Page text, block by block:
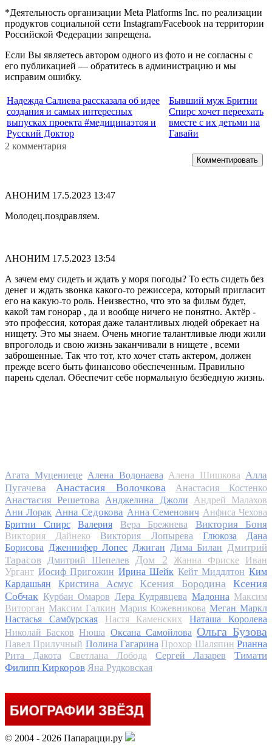
*Деятельность организации Meta Platforms Inc. по реализации
продуктов социальной сети Instagram/Facebook на территории
Российской Федерации запрещена.
Если Вы являетесь автором одного из фото и не согласны с
его публикацией — обратитесь в администрацию и мы
исправим ошибку.
Надежда Салиева рассказала об идее
создания и самых интересных
выпусках проекта #медицинаэтоя и
Русский Доктор
Бывший муж Бритни
Спирс хочет переехать
вместе с их детьми на
Гавайи
2 комментария
Комментировать
АНОНИМ 17.5.2023 13:47
Молодец.поздравляем.
АНОНИМ 17.5.2023 13:54
А зачем ему сидеть и ждать у моря погоды? То есть сидеть без
денег и ждать звонка какого-то режиссера, который пригласит
его на какую-то роль. Неизвестно, что это за фильм будет,
какой там гонорар , да и вообще ничего не понятно. Актёр -
это профессия, которая даже талантливых людей обрекает на
нищету. Это мы знаем. Очень многие талантливые люди жили
впроголодь и свою жизнь заканчивали в нищете , всеми
заброшенные. Так что тот, кто хочет стать актером, должен
прежде всего быть финансово обеспеченным. Правильно
парень сделал. Обеспечит себе нормальную безбедную жизнь.
Агата Муцениеце Алена Водонаева Алена Шишкова Алла
Пугачева
Анастасия Волочкова Анастасия Костенко
Анастасия Решетова Анджелина Джоли
Андрей Малахов
Ани Лорак Анна Седокова Анна Семенович Анфиса Чехова
Бритни Спирс
Валерия Вера Брежнева Виктория Боня
Виктория Дайнеко Виктория Лопырева Глюкоза
Дана
Борисова Дженнифер Лопес Джиган Дима Билан Дмитрий
Тарасов
Дмитрий Шепелев Дом 2 Жанна Фриске
Иван
Ургант Иосиф Пригожин Ирина Шейк Кейт Миддлтон Ким
Кардашьян
Кристина Асмус Ксения Бородина
Ксения
Собчак Курбан Омаров Лера Кудрявцева Мадонна Максим
Виторган Максим Галкин Мария Кожевникова Меган Маркл
Настасья Самбурская
Настя Каменских
Наташа Королева
Николай Басков Нюша Оксана Самойлова Ольга Бузова
Павел Прилучный Полина Гагарина Прохор Шаляпин Рианна
Рита Дакота
Светлана Лобода Сергей Лазарев
Тимати
Филипп Киркоров Яна Рудковская
© 2004 - 2026 Папарацци.ру